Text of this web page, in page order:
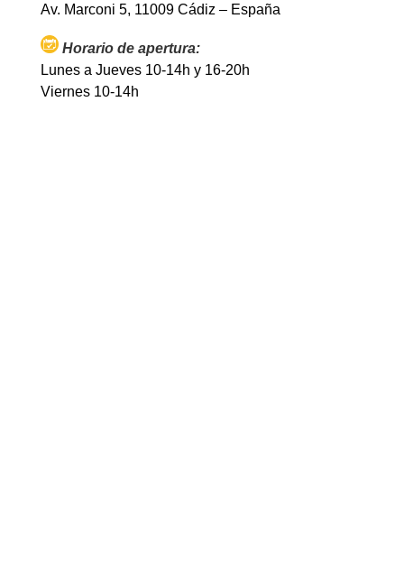
Av. Marconi 5, 11009 Cádiz – España
Horario de apertura:
Lunes a Jueves 10-14h y 16-20h
Viernes 10-14h